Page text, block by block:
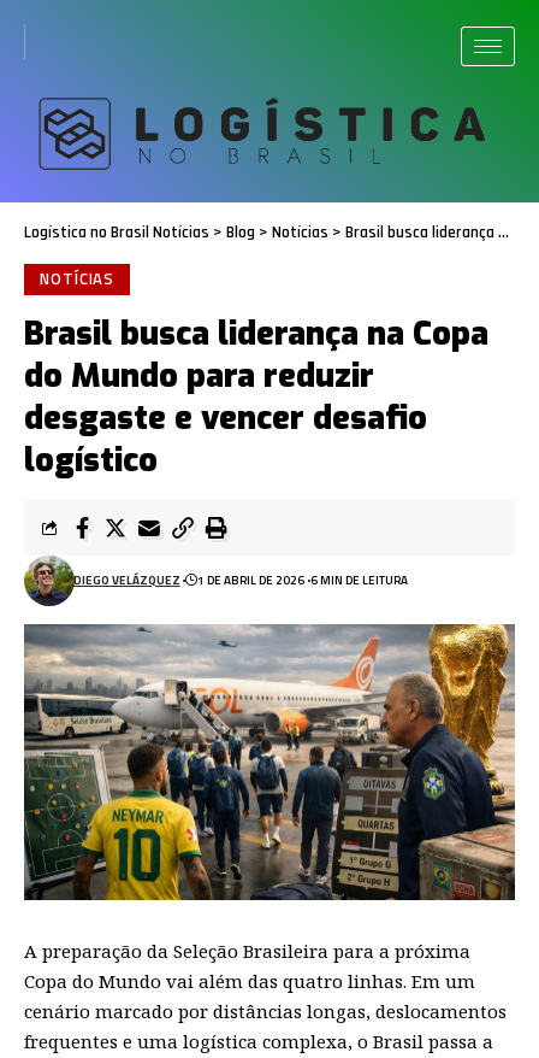
Logística no Brasil Notícias > Blog > Notícias > Brasil busca liderança na Copa do Mundo para reduzir desgaste e vencer desafio logístico
NOTÍCIAS
Brasil busca liderança na Copa
do Mundo para reduzir
desgaste e vencer desafio
logístico
DIEGO VELÁZQUEZ 1 DE ABRIL DE 2026 6 MIN DE LEITURA
A preparação da Seleção Brasileira para a próxima
Copa do Mundo vai além das quatro linhas. Em um
cenário marcado por distâncias longas, deslocamentos
frequentes e uma logística complexa, o Brasil passa a